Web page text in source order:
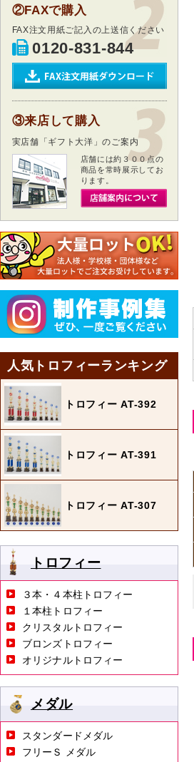
②FAXで購入
FAX注文用紙ご記入の上送信ください
0120-831-844
③来店して購入
実店舗「ギフト大洋」のご案内
店舗には約３００点の
商品を常時展示してお
ります。
人気トロフィーランキング
トロフィー AT-392
トロフィー AT-391
トロフィー AT-307
トロフィー
３本・４本柱トロフィー
１本柱トロフィー
クリスタルトロフィー
ブロンズトロフィー
オリジナルトロフィー
メダル
スタンダードメダル
フリーＳ メダル